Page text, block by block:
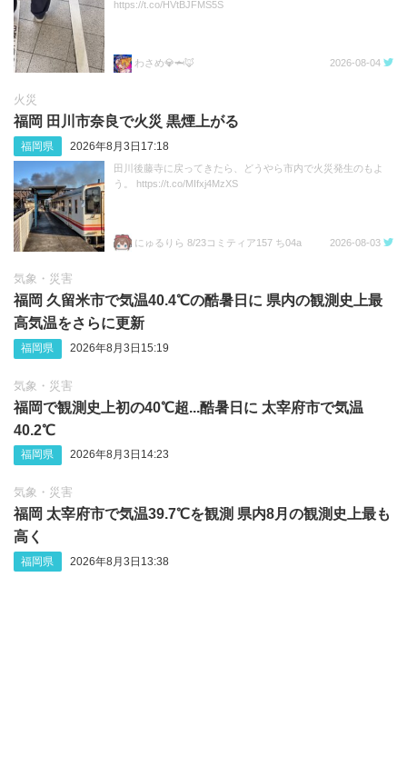
https://t.co/HVtBJFMS5S
わさめ💎🦈🦊 2026-08-04
火災
福岡 田川市奈良で火災 黒煙上がる
福岡県 2026年8月3日17:18
田川後藤寺に戻ってきたら、どうやら市内で火災発生のもよ
う。 https://t.co/MIfxj4MzXS
にゅるりら 8/23コミティア157 ち04a 2026-08-03
気象・災害
福岡 久留米市で気温40.4℃の酷暑日に 県内の観測史上最
高気温をさらに更新
福岡県 2026年8月3日15:19
気象・災害
福岡で観測史上初の40℃超...酷暑日に 太宰府市で気温
40.2℃
福岡県 2026年8月3日14:23
気象・災害
福岡 太宰府市で気温39.7℃を観測 県内8月の観測史上最も
高く
福岡県 2026年8月3日13:38